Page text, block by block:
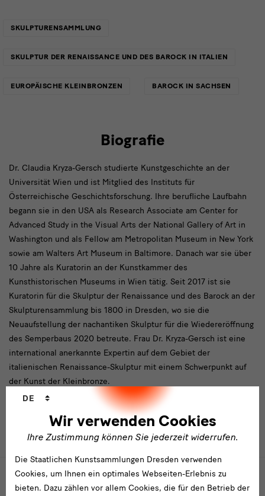
SKULPTURENSAMMLUNG
SKULPTUR DER RENAISSANCE UND DES BAROCK IN ITALIEN
EUROPÄISCHE KLEINBRONZEN BAROCK IN SACHSEN
Biografie
Dr. Claudia Kryza-Gersch studierte Kunstgeschichte an der
Universität Wien und ist Mitglied des Instituts für
Österreichische Geschichtsforschung. Ihre berufliche Laufbahn
begann sie in den USA als Research Associate am Center for
Advanced Study in the Visual Arts der National Gallery of Art in
Washington und als Fellow am Metropolitan Museum in New York
sowie am Walters Art Museum in Baltimore. Danach war sie über
10 Jahre als Kuratorin an der Kunstkammer des
Kunsthistorischen Museums in Wien tätig. Seit 2017 ist sie
Kuratorin für die Skulptur der Renaissance und des Barock an der
Skulpturensammlung bis 1800 in Dresden, wo sie die
Neuaufstellung der nachantiken Skulptur für die Wiedereröffnung
des Semperbaus 2020 betreute. Frau Dr. Kryza-Gersch ist eine
international anerkannte Expertin auf dem Gebiet der
italienischen Renaissance-Skulptur mit einem Schwerpunkt auf
der Kunst der Kleinbronze.
Überschrift
TIMELINE LISTENANSICHT
2019 2020
Wir verwenden Cookies
Ihre Zustimmung können Sie jederzeit widerrufen.
DE
Die Staatlichen Kunstsammlungen Dresden verwenden
Cookies, um Ihnen ein optimales Webseiten-Erlebnis zu
bieten. Dazu zählen vor allem Cookies, die für den Betrieb der